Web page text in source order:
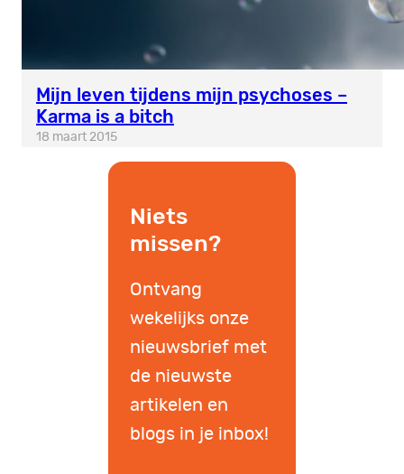
Mijn leven tijdens mijn psychoses –
Karma is a bitch
18 maart 2015
Niets
missen?
Ontvang
wekelijks onze
nieuwsbrief met
de nieuwste
artikelen en
blogs in je inbox!